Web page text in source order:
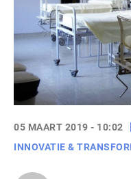
05 MAART 2019 - 10:02
INNOVATIE &